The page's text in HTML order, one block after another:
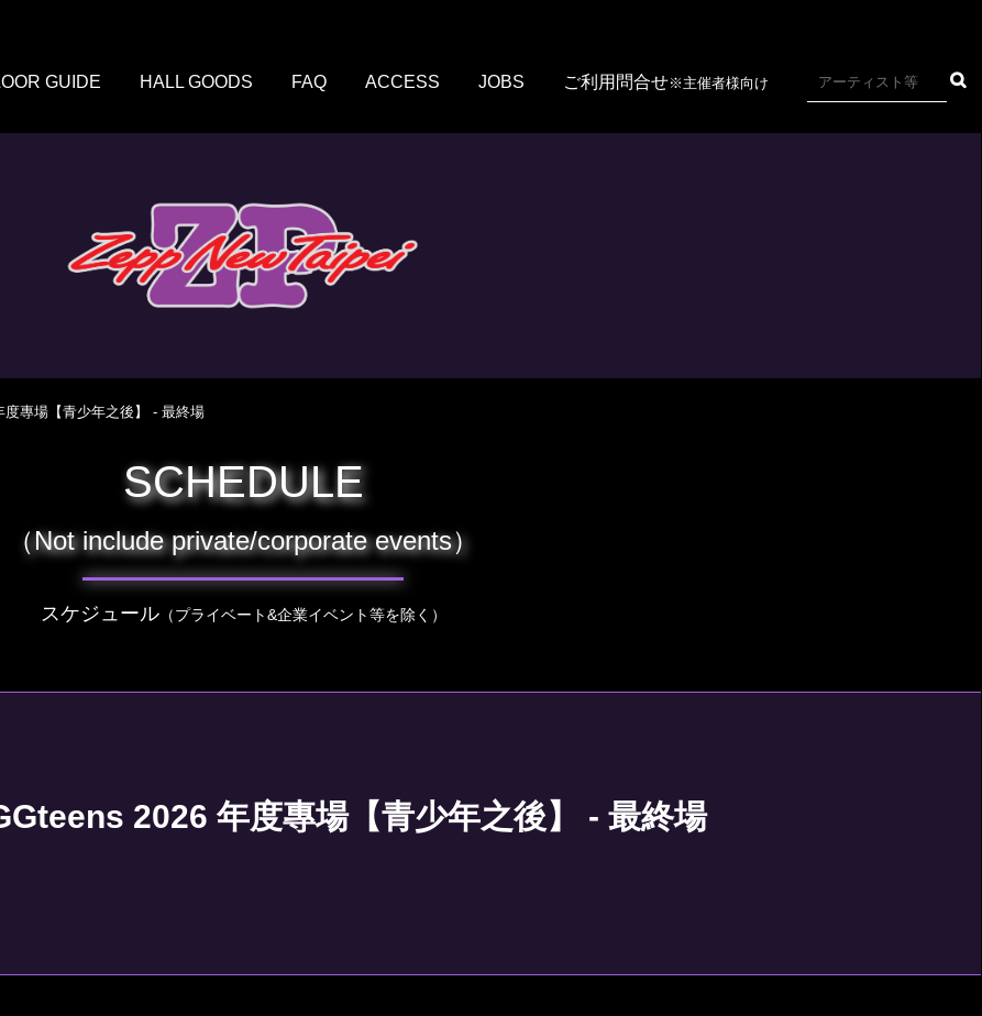
GUIDE HALL GOODS FAQ ACCESS JOBS ご利用問合せ※主催者様向け
專場【青少年之後】 - 最終場
SCHEDULE
（Not include private/corporate events）
スケジュール（プライベート&企業イベント等を除く）
2026 年度專場【青少年之後】 - 最終場